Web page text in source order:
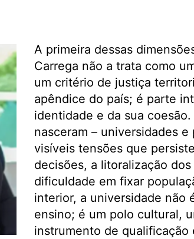
A primeira dessas
Carrega não a trata como
um critério de justiça
apêndice do país; é parte
identidade e da sua
nasceram – universidades
visíveis tensões que
decisões, a litoralização
dificuldade em fixar
interior, a universidade não
ensino; é um polo cultural,
instrumento de qualificação